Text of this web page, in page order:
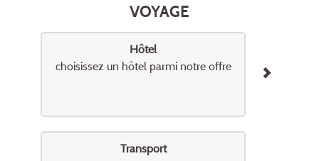
VOYAGE
Hôtel
choisissez un hôtel parmi notre offre
Transport